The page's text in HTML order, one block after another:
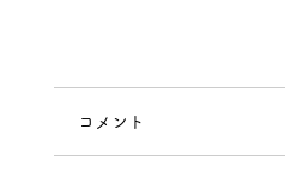
コメント